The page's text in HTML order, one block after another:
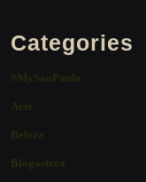
Categories
#MySaoPaulo
Arte
Beleza
Blogosfera